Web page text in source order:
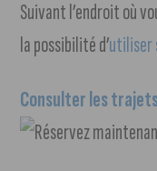
Suivant l’endroit où
la possibilité d’utiliser
Consulter les